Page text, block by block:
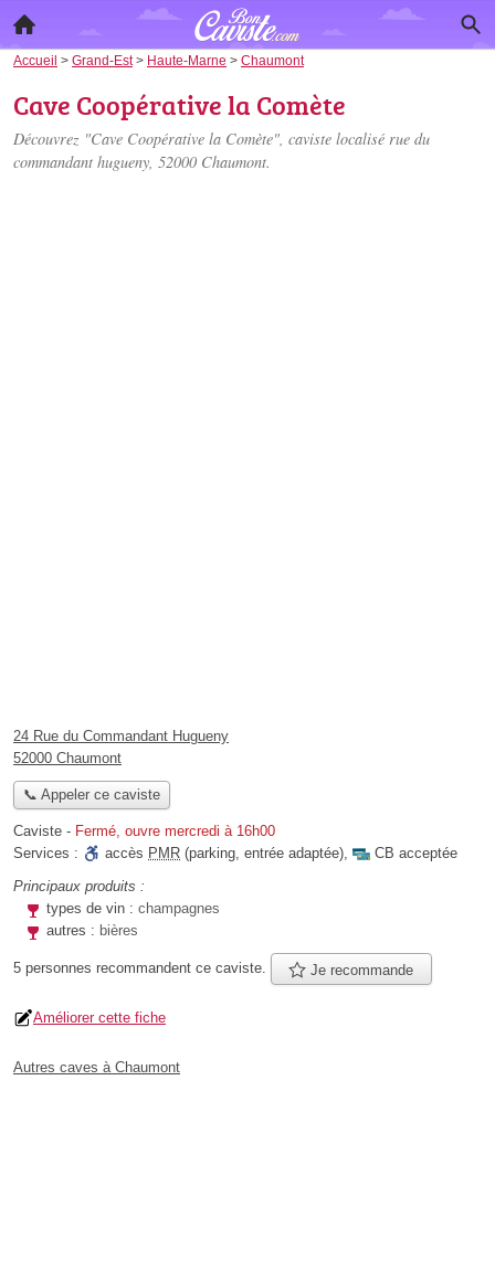
Accueil > Grand-Est> Haute-Marne > Chaumont
Cave Coopérative la Comète
Découvrez "Cave Coopérative la Comète", caviste localisé rue du
commandant hugueny, 52000 Chaumont.
24 Rue du Commandant Hugueny
52000 Chaumont
📞 Appeler ce caviste
Caviste - Fermé, ouvre mercredi à 16h00
Services :
accès PMR (parking, entrée adaptée),
CB acceptée
Principaux produits :
types de vin : champagnes
autres : bières
5 personnes recommandent ce caviste. Je recommande
Améliorer cette fiche
Autres caves à Chaumont